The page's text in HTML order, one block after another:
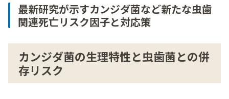
最新研究が示すカンジダ菌など新たな虫歯
関連死亡リスク因子と対応策
カンジダ菌の生理特性と虫歯菌との併
存リスク